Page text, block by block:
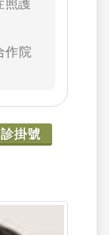
照護
作院
掛號